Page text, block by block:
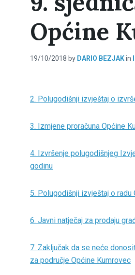
Općine
19/10/2018 by DARIO BEZJAKin
2. Polugodišnji izvještaj o
3. Izmjene proračuna Općine
4. Izvršenje polugodišnjeg
godinu
5. Polugodišnji izvještaj o radu
6. Javni natječaj za prodaju
7. Zaključak da se neće
za područje Općine Kumrovec